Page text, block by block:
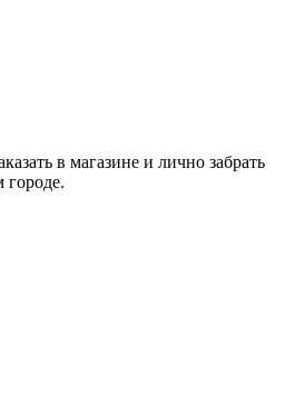
в магазине и лично забрать